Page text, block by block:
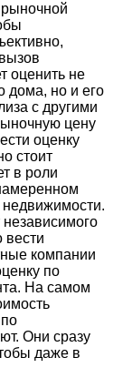
рыночной
оценить не
дома, но и его
с другими
цену
оценку
стоит
в роли
вести
компании
по
На самом
Они сразу
даже в